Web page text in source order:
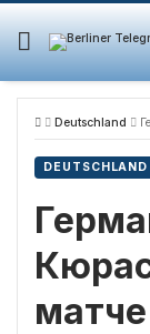
Skip
content
Deutschland
DEUTSCHLAND